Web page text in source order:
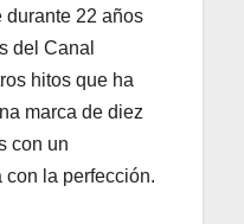
durante 22 años
del Canal
hitos que ha
marca de diez
con un
con la perfección.